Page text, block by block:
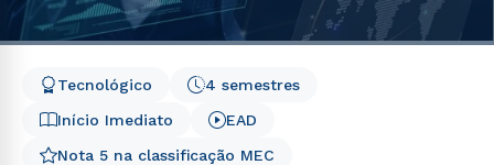
Início Imediato
Nota 5 na classificação MEC
4 semestres
Tecnológico
EAD